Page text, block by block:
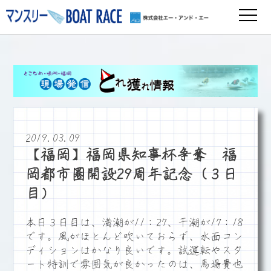
2019.03.09
【福岡】福岡県知事杯争奪 福
岡都市圏開設29周年記念（３日
目）
本日３日目は、満潮が11：27、干潮が17：18
です。風がほとんど吹いておらず、水面コン
ディションはかなり良いです。試運転やスタ
ート特訓で雰囲気が良かったのは、馬場貴也